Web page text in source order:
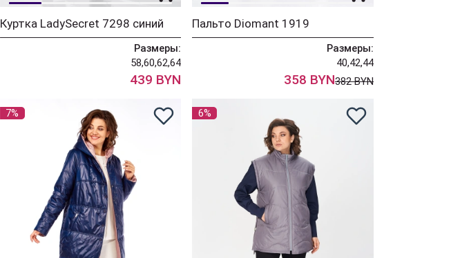
Куртка LadySecret 7298 синий
Размеры:
58,60,62,64
439 BYN
Пальто Diomant 1919
Размеры:
40,42,44
358 BYN382 BYN
7% 6%